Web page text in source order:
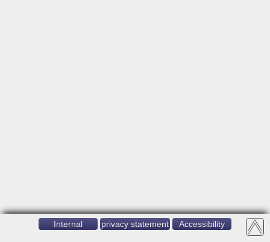
Internal privacy statement Accessibility